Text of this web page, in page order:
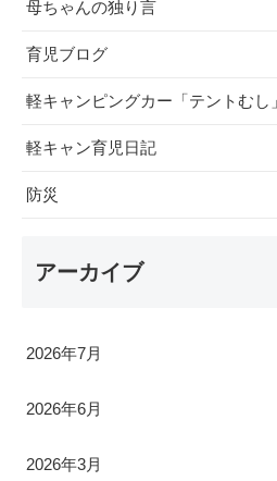
母ちゃんの独り言
育児ブログ
軽キャンピングカー「テントむし」
軽キャン育児日記
防災
アーカイブ
2026年7月
2026年6月
2026年3月